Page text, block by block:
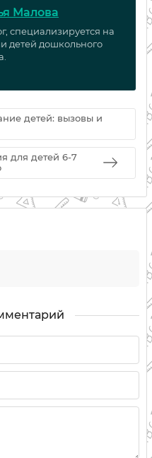
Малова
специализируется на
детей дошкольного
детей: вызовы и
для детей 6-7